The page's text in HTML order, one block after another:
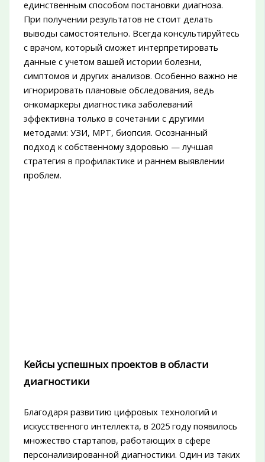
единственным способом постановки диагноза.
При получении результатов не стоит делать
выводы самостоятельно. Всегда консультируйтесь
с врачом, который сможет интерпретировать
данные с учетом вашей истории болезни,
симптомов и других анализов. Особенно важно не
игнорировать плановые обследования, ведь
онкомаркеры диагностика заболеваний
эффективна только в сочетании с другими
методами: УЗИ, МРТ, биопсия. Осознанный
подход к собственному здоровью — лучшая
стратегия в профилактике и раннем выявлении
проблем.
Кейсы успешных проектов в области
диагностики
Благодаря развитию цифровых технологий и
искусственного интеллекта, в 2025 году появилось
множество стартапов, работающих в сфере
персонализированной диагностики. Один из таких